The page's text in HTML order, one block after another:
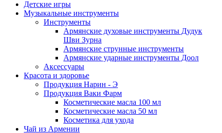
Детские игры
Музыкальные инструменты
Инструменты
Армянские духовые инструменты Дудук
Шви Зурна
Армянские струнные инструменты
Армянские ударные инструменты Доол
Аксессуары
Красота и здоровье
Продукция Нарин - Э
Продукция Ваки Фарм
Косметические масла 100 мл
Косметические масла 50 мл
Косметика для ухода
Чай из Армении